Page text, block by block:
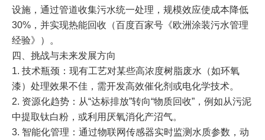
设施，通过管道收集污水统一处理，规模效应使成本降低
30%，并实现热能回收（百度百家号《欧洲涂装污水管理
经验》）。
四、挑战与未来发展方向
1. 技术瓶颈：现有工艺对某些高浓度树脂废水（如环氧
漆）处理效果不佳，需开发高效催化剂或电化学技术。
2. 资源化趋势：从“达标排放”转向“物质回收”，例如从污泥
中提取钛白粉，或利用厌氧消化产沼气。
3. 智能化管理：通过物联网传感器实时监测水质参数，动